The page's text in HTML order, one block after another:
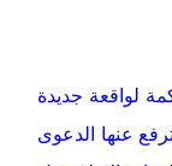
لواقعة جديدة
عنها الدعوى